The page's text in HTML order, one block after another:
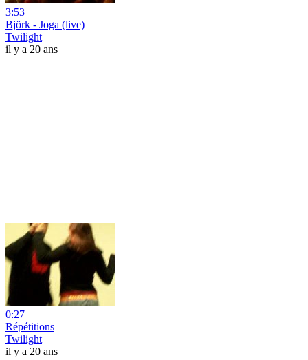
3:53
Björk - Joga (live)
Twilight
il y a 20 ans
0:27
Répétitions
Twilight
il y a 20 ans